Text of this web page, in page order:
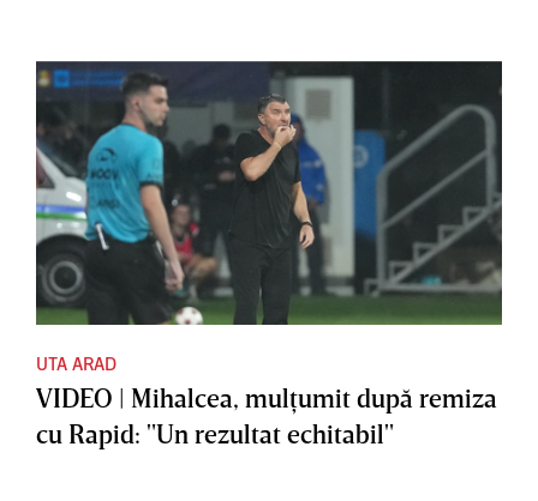
UTA ARAD
VIDEO | Mihalcea, mulţumit după remiza
cu Rapid: "Un rezultat echitabil"